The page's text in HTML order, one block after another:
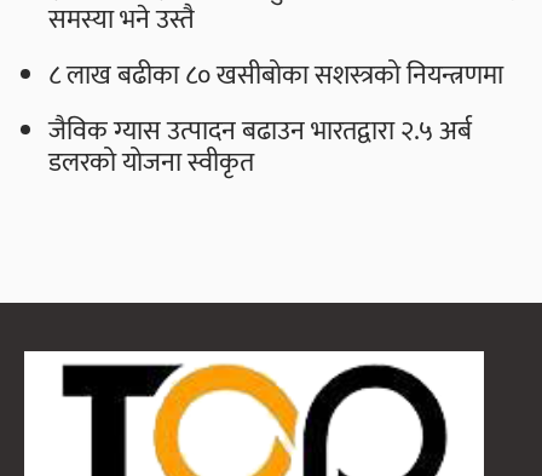
समस्या भने उस्तै
८ लाख बढीका ८० खसीबोका सशस्त्रको नियन्त्रणमा
जैविक ग्यास उत्पादन बढाउन भारतद्वारा २.५ अर्ब
डलरको योजना स्वीकृत